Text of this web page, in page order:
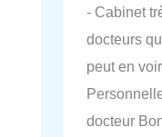
- Cabinet
docteurs
peut en
docteur